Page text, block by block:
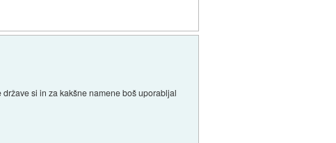
si in za kakšne namene boš uporabljal